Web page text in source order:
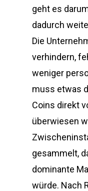
geht es
dadurch
Die
verhindern,
weniger
muss etwas
Coins direkt
überwiesen
gesammelt,
dominante
würde. Nach